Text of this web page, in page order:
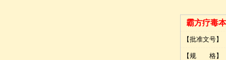
霸方疗毒
【批准文号】
【规 格】